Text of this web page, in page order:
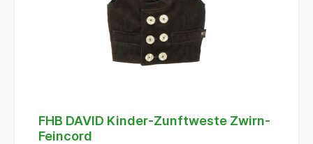
FHB DAVID Kinder-Zunftweste Zwirn-
Feincord